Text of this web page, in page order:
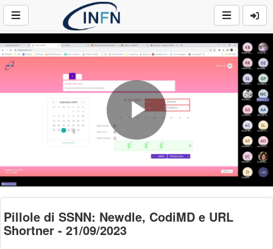
Play
Video
Pillole di SSNN: Newdle, CodiMD e URL
Shortner - 21/09/2023